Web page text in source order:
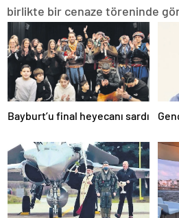
birlikte bir cenaze töreninde
Bayburt’u final heyecanı sardı